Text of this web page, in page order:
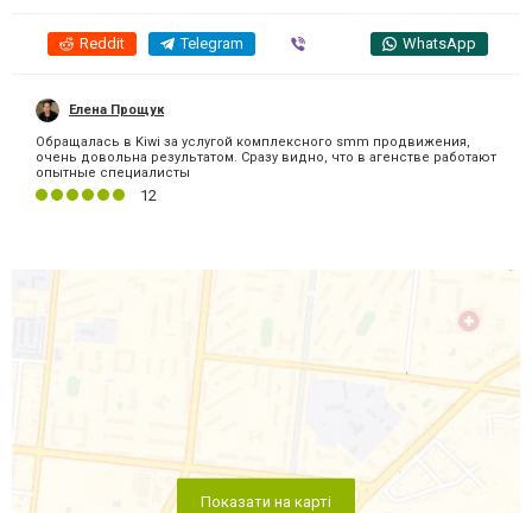
Reddit Telegram WhatsApp
Елена Прощук
Обращалась в Kiwi за услугой комплексного smm продвижения,
очень довольна результатом. Сразу видно, что в агенстве работают
опытные специалисты
12
Показати на карті